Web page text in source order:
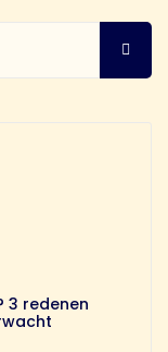
3 redenen